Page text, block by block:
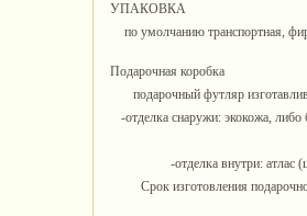
УПАКОВКА
по умолчанию транспортная,
Подарочная коробка
подарочный футляр
-отделка снаружи: экокожа, либо
-отделка внутри: атлас
Срок изготовления